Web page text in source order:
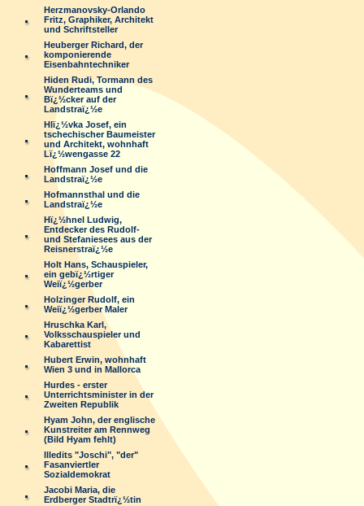
Herzmanovsky-Orlando
Fritz, Graphiker, Architekt
und Schriftsteller
Heuberger Richard, der
komponierende
Eisenbahntechniker
Hiden Rudi, Tormann des
Wunderteams und
Bï¿½cker auf der
Landstraï¿½e
Hlï¿½vka Josef, ein
tschechischer Baumeister
und Architekt, wohnhaft
Lï¿½wengasse 22
Hoffmann Josef und die
Landstraï¿½e
Hofmannsthal und die
Landstraï¿½e
Hï¿½hnel Ludwig,
Entdecker des Rudolf-
und Stefaniesees aus der
Reisnerstraï¿½e
Holt Hans, Schauspieler,
ein gebï¿½rtiger
Weiï¿½gerber
Holzinger Rudolf, ein
Weiï¿½gerber Maler
Hruschka Karl,
Volksschauspieler und
Kabarettist
Hubert Erwin, wohnhaft
Wien 3 und in Mallorca
Hurdes - erster
Unterrichtsminister in der
Zweiten Republik
Hyam John, der englische
Kunstreiter am Rennweg
(Bild Hyam fehlt)
Illedits "Joschi", "der"
Fasanviertler
Sozialdemokrat
Jacobi Maria, die
Erdberger Stadtrï¿½tin